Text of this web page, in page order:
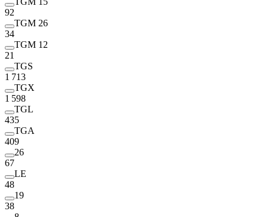
92
TGM 26
34
TGM 12
21
TGS
1 713
TGX
1 598
TGL
435
TGA
409
26
67
LE
48
19
38